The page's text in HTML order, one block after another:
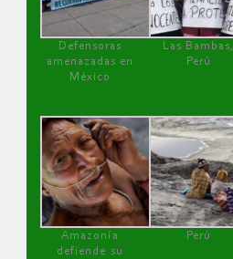
Defensoras
amenazadas en
México
Las Bambas,
Perú
Amazonía
defiende su
Perú